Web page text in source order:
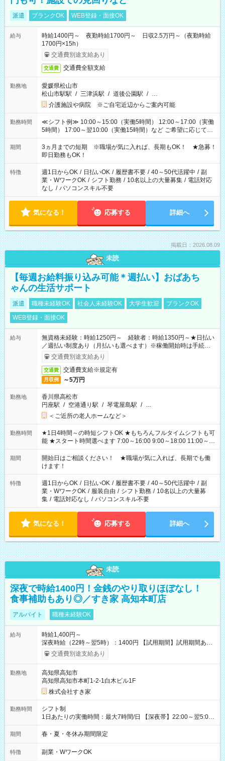
派遣 ブランクOK WEB登録・面接OK
給与
時給1400円～ 夜勤時給1700円～ 日収2.5万円～（夜勤時給
1700円×15h）
交通費別途支給あり
交通費 交通費全額支給
勤務地
愛媛県松山市
松山市駅駅 / 三津浜駅 / 道後公園駅 / …
介護施設や病院 ※ご自宅近辺からご案内可能
勤務時間
≪シフト例≫ 10:00～15:00（実働5時間） 12:00～17:00（実働
5時間） 17:00～翌10:00（実働15時間）など ご希望に応じて、
働く時間は調整できます！ お気軽に担当へ相談ください！
期間
3ヵ月までの短期 ※職場が気に入れば、長期もOK！ ★急募！
即日勤務もOK！
特徴 週1日からOK / 日払いOK / 履歴書不要 / 40～50代活躍中 / 副
業・WワークOK / シフト勤務 / 10名以上の大量募集 / 電話対応
なし / パソコンスキル不要
気になる！ 応募する 詳細へ
掲載日：2026.08.09
未読
【毎週お給料振り込み可能＊週払い】おばあち
ゃんの生活サポート
派遣 職種未経験OK 社会人未経験OK 大学生歓迎
ブランクOK
WEB登録・面接OK
給与
無資格未経験：時給1250円～ 経験者：時給1350円～★日払い
／週払い制度あり（月払いも選べます）※稼働開始時は手続き完
了次第のお支払いとなります。
交通費別途支給あり
交通費 交通費支給※規定有
月収例 ～5万円
勤務地
香川県高松市
円座駅 / 空港通り駅 / 琴電屋島駅 / …
＜ご近所の老人ホームなど＞
勤務時間
★1日4時間～の時短シフトOK ★もちろんフルタイムシフトも可
能 ★スタート時間選べます 7:00～16:00 9:00～18:00 11:00～
20:00 など 残業なし！ ※Wワークの場合、他のお仕事と合わせ
週40時間超の就業はご案内できません ※法令に基づき、週20時
間以上勤務は社会保険への加入対象となります ※労働者派遣法
（日雇い派遣の原則禁止）により、短時間・短期間の就業はご
案内が難しい場合があります
期間
開始日はご相談ください！ ★職場が気に入れば、長期でも働
けます！
特徴 週1日からOK / 日払いOK / 履歴書不要 / 40～50代活躍中 / 副
業・WワークOK / 服装自由 / シフト勤務 / 10名以上の大量募
集 / 電話対応なし / パソコンスキル不要
気になる！ 応募する 詳細へ
未読
深夜で時給1400円！金銭のやり取りほぼなし！
食事補助もあり◎／すき家 高知本町店
アルバイト 職種未経験OK
給与
時給1,400円～
深夜時給（22時～翌5時）：1400円 【試用期間】試用期間あり
試用期間の長さ：1ヶ月 雇用形態、給与は本採用時と同じです。
試用期間の実態は30日（※条件変更なし）ですが、切り上げで
同時給）
交通費別途支給あり
勤務地
高知県高知市
高知県高知市本町1-2-1白木ビル1F
株式会社すき家
勤務時間
シフト制
1日あたりの実働時間：最大7時間/日 【深夜帯】22:00～翌5:00
週2日～・1日2h～OK◎ ※22:00から翌5:00までは18歳以上の方
のみ勤務可能です（18歳未満の深夜業務禁止のため） ★深夜で
す。 必ず、2名以上での勤務を行いますので、安心して働けま
す。
期間 春・夏・冬休み期間限定
特徴 副業・WワークOK